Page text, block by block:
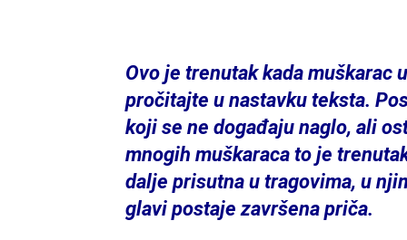
Ovo je trenutak kada muškarac
pročitajte u nastavku teksta.
koji se ne događaju naglo, ali
mnogih muškaraca to je
dalje prisutna u tragovima, u
glavi postaje završena priča.